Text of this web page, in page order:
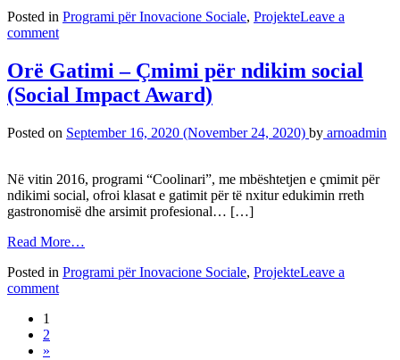
Posted in Programi për Inovacione Sociale, ProjekteLeave a
comment
Orë Gatimi – Çmimi për ndikim social
(Social Impact Award)
Posted on September 16, 2020 (November 24, 2020) by arnoadmin
Në vitin 2016, programi “Coolinari”, me mbështetjen e çmimit për
ndikimi social, ofroi klasat e gatimit për të nxitur edukimin rreth
gastronomisë dhe arsimit profesional… […]
Read More…
Posted in Programi për Inovacione Sociale, ProjekteLeave a
comment
1
2
»